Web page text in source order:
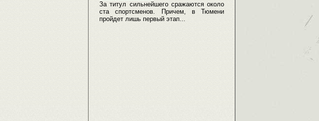
За титул сильнейшего сражаются около
ста спортсменов. Причем, в Тюмени
пройдет лишь первый этап...